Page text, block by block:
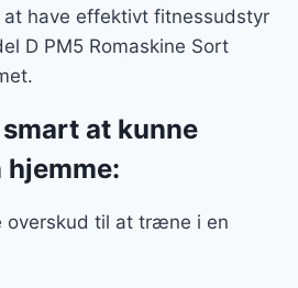
have effektivt fitnessudstyr
D PM5 Romaskine Sort
at kunne
overskud til at træne i en